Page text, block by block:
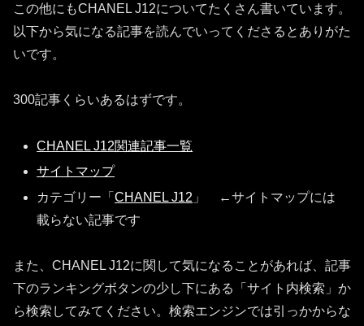
この他にもCHANEL J12についてたくさん書いています。
以下から気になる記事を読んでいってくださるとありがた
いです。
300記事くらいあるはずです。
CHANEL J12関連記事一覧
サイトマップ
カテゴリー「CHANEL J12 」 ←サイトマップには
載らない記事です
また、CHANEL J12に関して気になることがあれば、記事
下のランキングボタンの少し下にある「サイト内検索」か
ら検索してみてください。検索エンジンでは引っかからな